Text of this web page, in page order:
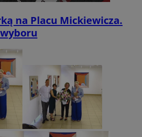
na Placu Mickiewicza.